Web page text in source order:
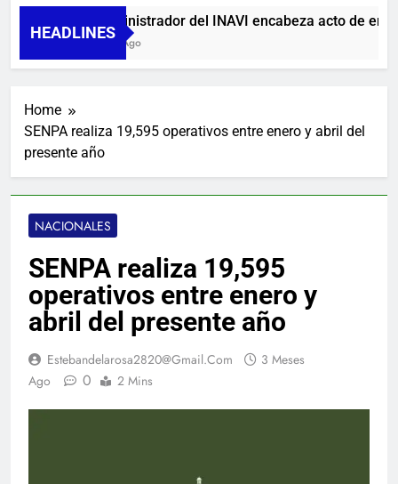
HEADLINES
Administrador del INAVI encabeza acto de
1 Día Ago
Home
SENPA realiza 19,595 operativos entre enero y abril del
presente año
NACIONALES
SENPA realiza 19,595
operativos entre enero y
abril del presente año
Estebandelarosa2820@gmail.com
3 Meses
Ago
0 2 Mins